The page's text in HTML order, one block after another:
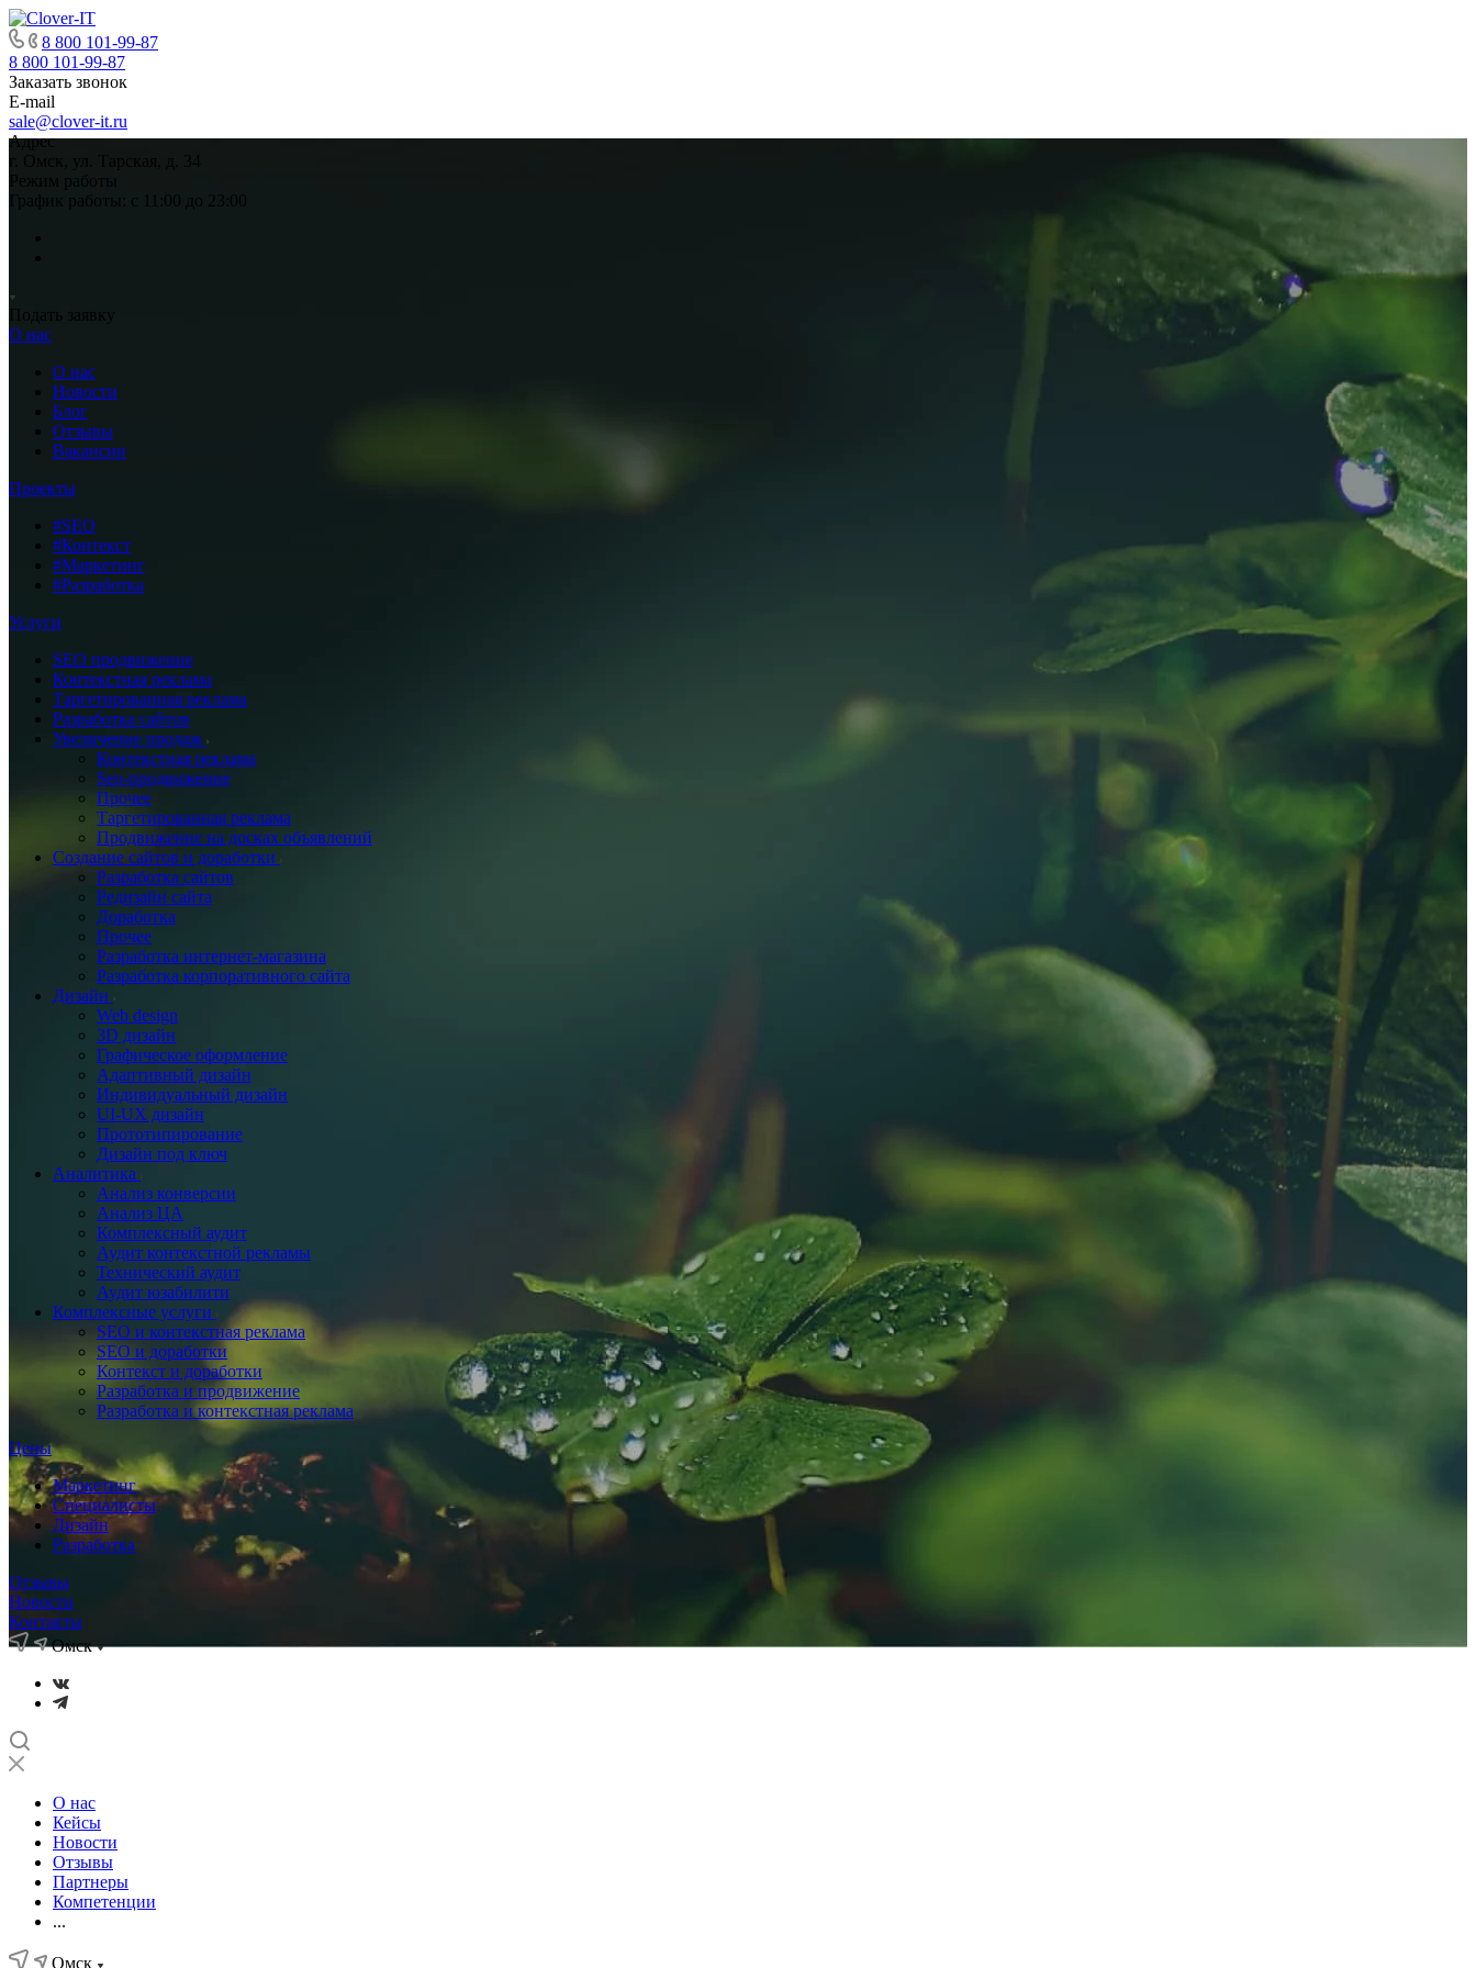
8 800 101-99-87
8 800 101-99-87
Заказать звонок
E-mail
sale@clover-it.ru
Адрес
Подать заявку
О нас
О нас
Новости
Блог
Отзывы
Вакансии
Проекты
#SEO
#Контекст
#Маркетинг
#Разработка
Услуги
SEO продвижение
Контекстная реклама
Таргетированная реклама
Разработка сайтов
Увеличение продаж
Контекстная реклама
Seo-продвижение
Прочее
Таргетированная реклама
Продвижение на досках объявлений
Создание сайтов и доработки
Разработка сайтов
Редизайн сайта
Доработка
Прочее
Разработка интернет-магазина
Разработка корпоративного сайта
Дизайн
Web design
3D дизайн
Графическое оформление
Адаптивный дизайн
Индивидуальный дизайн
UI‑UX дизайн
Прототипирование
Дизайн под ключ
Аналитика
Анализ конверсии
Анализ ЦА
Комплексный аудит
Аудит контекстной рекламы
Технический аудит
Аудит юзабилити
Комплексные услуги
SEO и контекстная реклама
SEO и доработки
Контекст и доработки
Разработка и продвижение
Разработка и контекстная реклама
Цены
Маркетинг
Специалисты
Дизайн
Разработка
Отзывы
Новости
Контакты
Омск
О нас
Кейсы
Новости
Отзывы
Партнеры
Компетенции
...
Омск